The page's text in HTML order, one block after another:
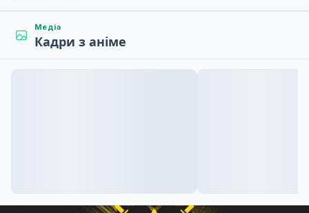
Медіа
Кадри з аніме